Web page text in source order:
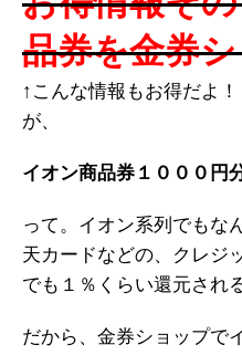
品券を金券
↑こんな情報もお得だよ
が、
イオン商品券１０００円
って。イオン系列でもな
天カードなどの、クレジ
でも１％くらい還元され
だから、金券ショップで